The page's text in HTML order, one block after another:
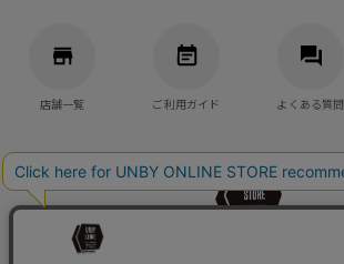
店舗一覧 ご利用ガイド よくある質問